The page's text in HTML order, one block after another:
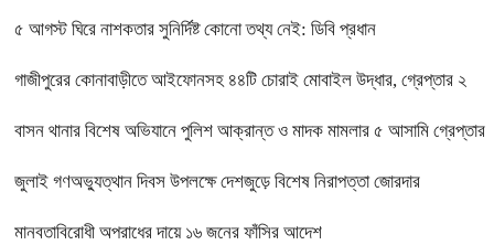
৫ আগস্ট ঘিরে নাশকতার সুনির্দিষ্ট কোনো তথ্য নেই: ডিবি প্রধান
গাজীপুরের কোনাবাড়ীতে আইফোনসহ ৪৪টি চোরাই মোবাইল উদ্ধার, গ্রেপ্তার ২
বাসন থানার বিশেষ অভিযানে পুলিশ আক্রান্ত ও মাদক মামলার ৫ আসামি গ্রেপ্তার
জুলাই গণঅভ্যুত্থান দিবস উপলক্ষে দেশজুড়ে বিশেষ নিরাপত্তা জোরদার
মানবতাবিরোধী অপরাধের দায়ে ১৬ জনের ফাঁসির আদেশ